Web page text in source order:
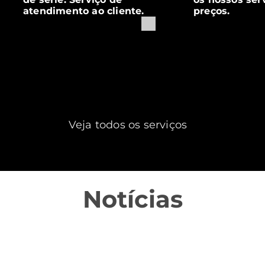
atendimento ao cliente.
preços.
Veja todos os serviços
Notícias